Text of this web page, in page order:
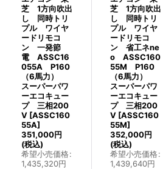
芝 1方向吹出
し 同時トリ
プル ワイヤ
ードリモコ
ン 一発節
電 ASSC16
055A P160
（6馬力）
スーパーパワ
ーエコキュー
プ 三相200
V [ASSC160
55A]
351,000円
(税込)
希望小売価格:
1,435,320円
芝 1方向吹出
し 同時トリ
プル ワイヤ
ードリモコ
ン 省工ネne
o ASSC160
55M P160
（6馬力）
スーパーパワ
ーエコキュー
プ 三相200
V [ASSC160
55M]
352,000円
(税込)
希望小売価格:
1,439,640円